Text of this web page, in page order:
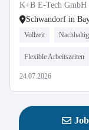
K+B E-Tech
Schwandorf in
Vollzeit
Flexible Arbeitszeiten
24.07.2026